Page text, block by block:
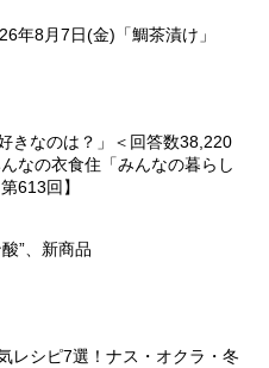
年8月7日(金)「鯛茶漬け」
きなのは？」＜回答数38,220
なの衣食住「みんなの暮らし
613回】
”、新商品
レシピ7選！ナス・オクラ・冬